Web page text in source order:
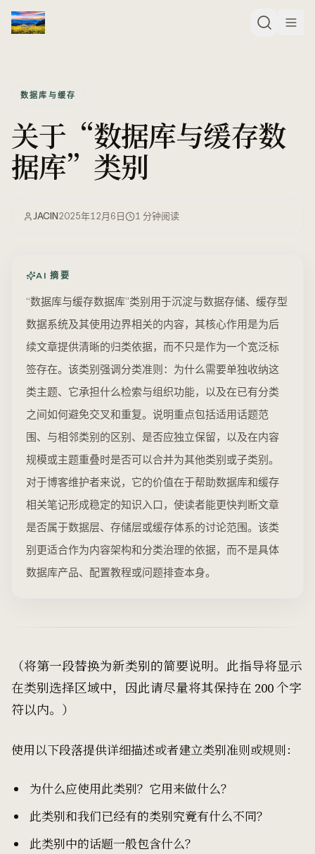
数据库与缓存
关于“数据库与缓存数
据库”类别
JACIN2025年12月6日 1 分钟阅读
AI 摘要
“数据库与缓存数据库”类别用于沉淀与数据存储、缓存型
数据系统及其使用边界相关的内容，其核心作用是为后
续文章提供清晰的归类依据，而不只是作为一个宽泛标
签存在。该类别强调分类准则：为什么需要单独收纳这
类主题、它承担什么检索与组织功能，以及在已有分类
之间如何避免交叉和重复。说明重点包括适用话题范
围、与相邻类别的区别、是否应独立保留，以及在内容
规模或主题重叠时是否可以合并为其他类别或子类别。
对于博客维护者来说，它的价值在于帮助数据库和缓存
相关笔记形成稳定的知识入口，使读者能更快判断文章
是否属于数据层、存储层或缓存体系的讨论范围。该类
别更适合作为内容架构和分类治理的依据，而不是具体
数据库产品、配置教程或问题排查本身。
（将第一段替换为新类别的简要说明。此指导将显示
在类别选择区域中，因此请尽量将其保持在 200 个字
符以内。）
使用以下段落提供详细描述或者建立类别准则或规则：
为什么应使用此类别？它用来做什么？
此类别和我们已经有的类别究竟有什么不同？
此类别中的话题一般包含什么？